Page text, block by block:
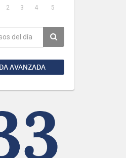
2 3 4 5
AVANZADA